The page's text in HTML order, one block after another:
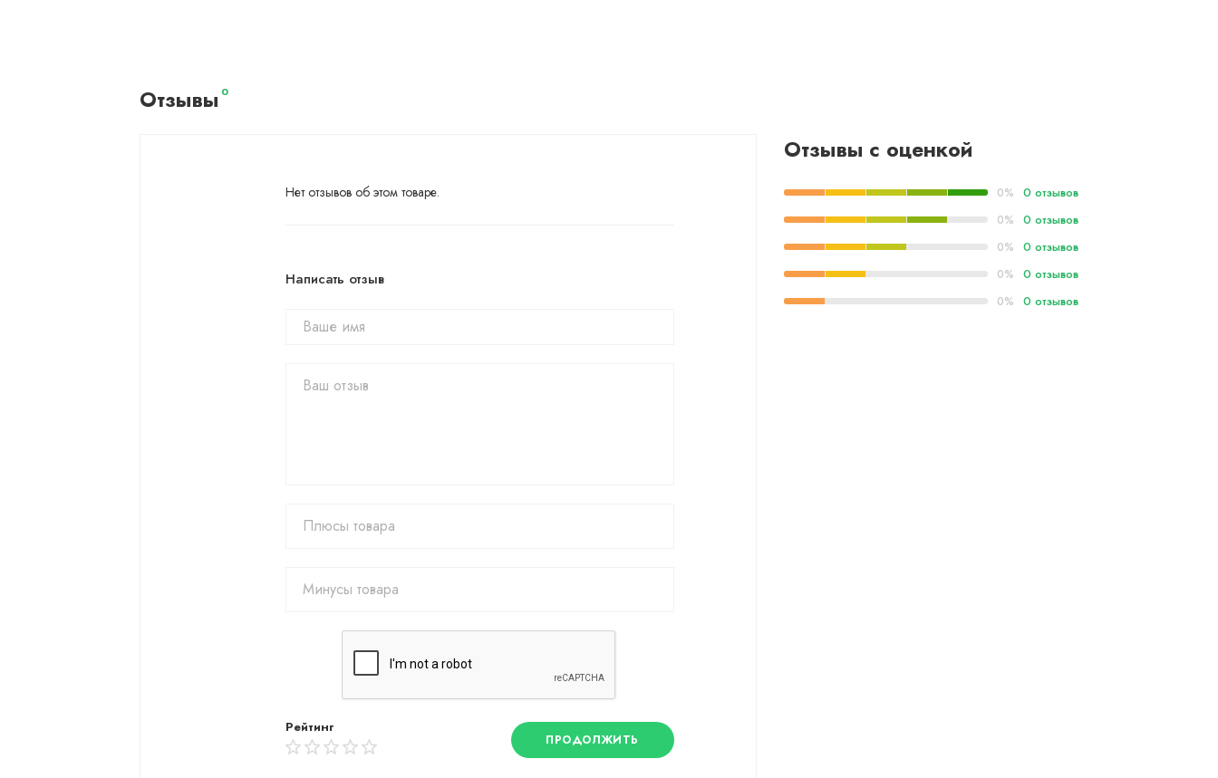
Отзывы 0
Нет отзывов об этом товаре.
Написать отзыв
Рейтинг
ПРОДОЛЖИТЬ
Отзывы с оценкой
0% 0 отзывов
0% 0 отзывов
0% 0 отзывов
0% 0 отзывов
0% 0 отзывов